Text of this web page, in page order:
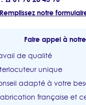
Remplissez notre
Faire appel à
de qualité
unique
adapté à votre
française et